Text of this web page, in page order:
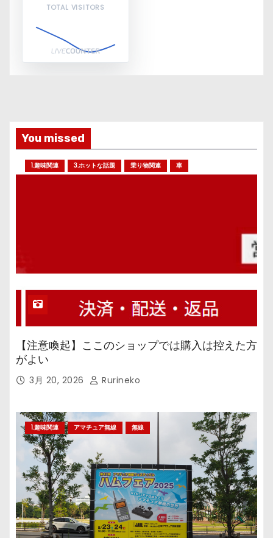
TOTAL VISITORS
You missed
1.趣味関連 3.ホットな話題 乗り物関連 車
【注意喚起】ここのショップでは購入は控えた方
がよい
3月 20, 2026 Rurineko
1.趣味関連 アマチュア無線 無線